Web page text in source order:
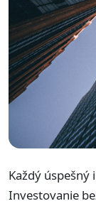
Každý úspešný
Investovanie